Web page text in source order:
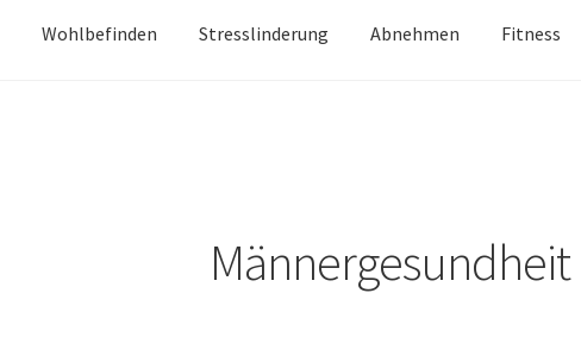
Wohlbefinden Stresslinderung Abnehmen Fitness
Männergesundheit